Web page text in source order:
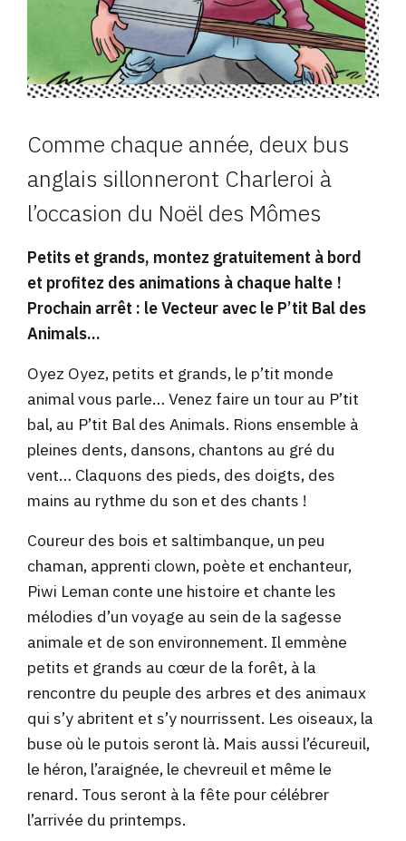
Comme chaque année, deux bus
anglais sillonneront Charleroi à
l’occasion du Noël des Mômes
Petits et grands, montez gratuitement à bord
et profitez des animations à chaque halte !
Prochain arrêt : le Vecteur avec le P’tit Bal des
Animals…
Oyez Oyez, petits et grands, le p’tit monde
animal vous parle… Venez faire un tour au P’tit
bal, au P’tit Bal des Animals. Rions ensemble à
pleines dents, dansons, chantons au gré du
vent… Claquons des pieds, des doigts, des
mains au rythme du son et des chants !
Coureur des bois et saltimbanque, un peu
chaman, apprenti clown, poète et enchanteur,
Piwi Leman conte une histoire et chante les
mélodies d’un voyage au sein de la sagesse
animale et de son environnement. Il emmène
petits et grands au cœur de la forêt, à la
rencontre du peuple des arbres et des animaux
qui s’y abritent et s’y nourrissent. Les oiseaux, la
buse où le putois seront là. Mais aussi l’écureuil,
le héron, l’araignée, le chevreuil et même le
renard. Tous seront à la fête pour célébrer
l’arrivée du printemps.